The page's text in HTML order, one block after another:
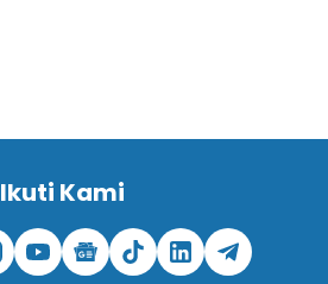
Ikuti Kami